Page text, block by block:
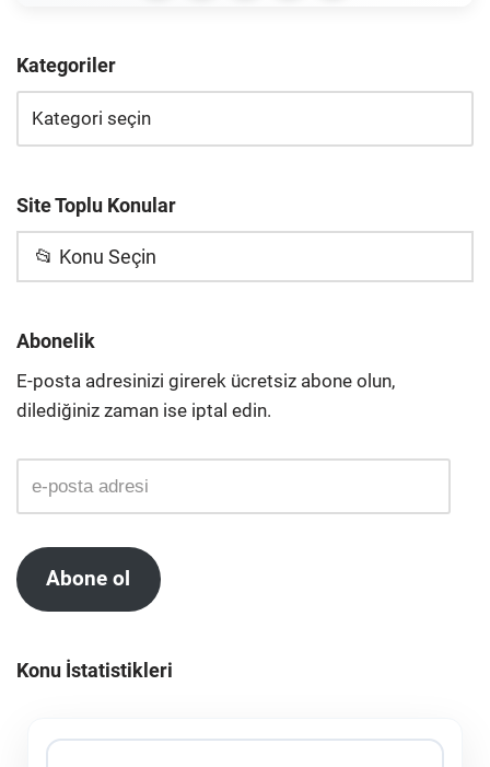
Kategoriler
Site Toplu Konular
📂 Konu Seçin
Abonelik
E-posta adresinizi girerek ücretsiz abone olun,
dilediğiniz zaman ise iptal edin.
Abone ol
Konu İstatistikleri